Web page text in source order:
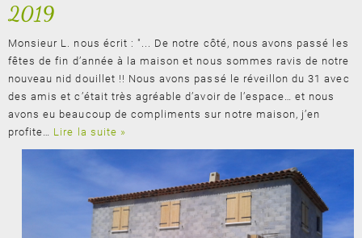
2019
Monsieur L. nous écrit : "... De notre côté, nous avons passé les
fêtes de fin d’année à la maison et nous sommes ravis de notre
nouveau nid douillet !! Nous avons passé le réveillon du 31 avec
des amis et c’était très agréable d’avoir de l’espace… et nous
avons eu beaucoup de compliments sur notre maison, j’en
profite… Lire la suite »